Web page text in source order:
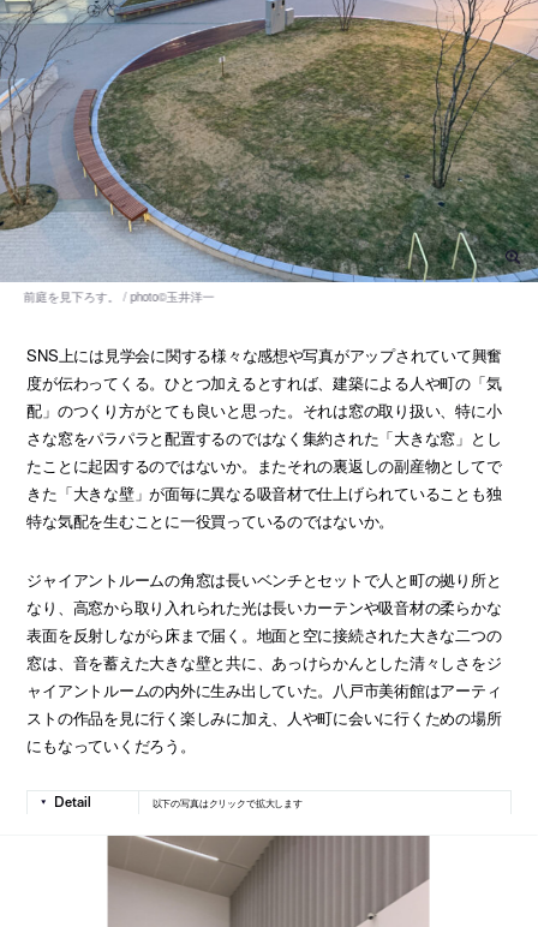
SNS上には見学会に関する様々な感想や写真がアップされていて興奮
度が伝わってくる。ひとつ加えるとすれば、建築による人や町の「気
配」のつくり方がとても良いと思った。それは窓の取り扱い、特に小
さな窓をパラパラと配置するのではなく集約された「大きな窓」とし
たことに起因するのではないか。またそれの裏返しの副産物としてで
きた「大きな壁」が面毎に異なる吸音材で仕上げられていることも独
特な気配を生むことに一役買っているのではないか。
ジャイアントルームの角窓は長いベンチとセットで人と町の拠り所と
なり、高窓から取り入れられた光は長いカーテンや吸音材の柔らかな
表面を反射しながら床まで届く。地面と空に接続された大きな二つの
窓は、音を蓄えた大きな壁と共に、あっけらかんとした清々しさをジ
ャイアントルームの内外に生み出していた。八戸市美術館はアーティ
ストの作品を見に行く楽しみに加え、人や町に会いに行くための場所
にもなっていくだろう。
以下の写真はクリックで拡大します